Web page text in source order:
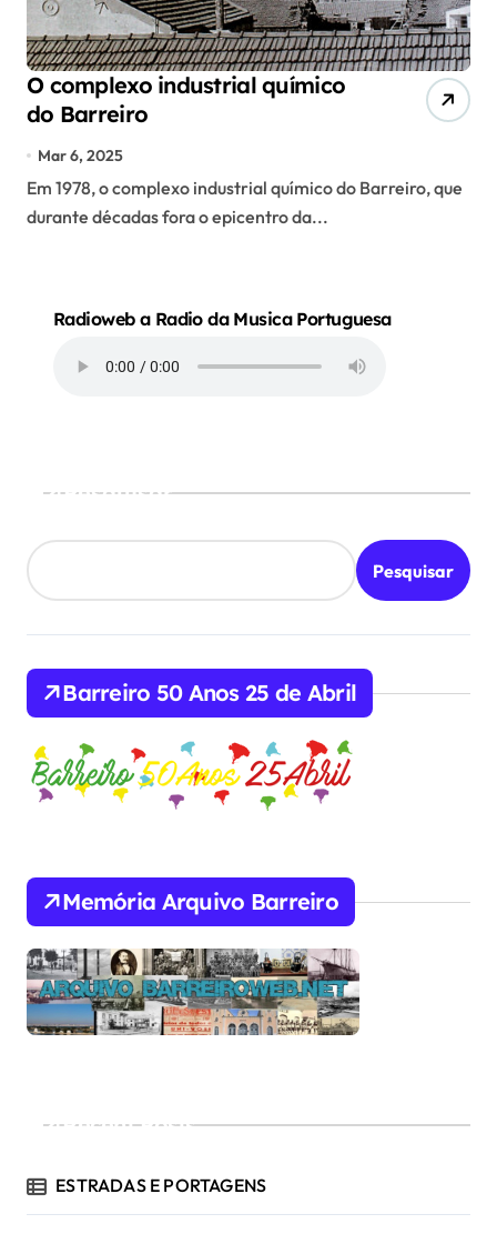
O complexo industrial químico
do Barreiro
Mar 6, 2025
Em 1978, o complexo industrial químico do Barreiro, que
durante décadas fora o epicentro da...
Radioweb a Radio da Musica Portuguesa
Pesquisar
Pesquisar
Barreiro 50 Anos 25 de Abril
Memória Arquivo Barreiro
Recent Posts
ESTRADAS E PORTAGENS